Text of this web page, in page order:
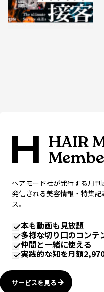
ヘアモード社が発行する月
発信される美容情報・特集
ス。
本も動画も見放題
多様な切り口のコンテ
仲間と一緒に使える
実践的な知を月額
サービスを見る